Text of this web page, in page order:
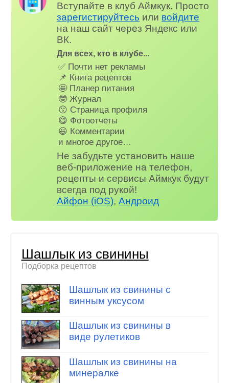
Вступайте в клуб Аймкук. Просто
зарегистируйтесь или войдите
на наш сайт через Яндекс или
ВК.
Для всех, кто в клубе...
✅ Почти нет рекламы
📌 Книга рецептов
🤩 Планер питания
🤓 Журнал
😗 Страница профиля
😋 Фотоотчеты
😃 Комментарии
и многое другое…
Не забудьте установить наше
веб-приложение на телефон,
рецепты и сервисы Аймкук будут
всегда под рукой!
Айфон (iOS),Андроид
Шашлык из свинины
Подборка рецептов
Шашлык из свинины с
винным уксусом
Шашлык из свинины в
виде рулетиков
Шашлык из свинины на
минералке